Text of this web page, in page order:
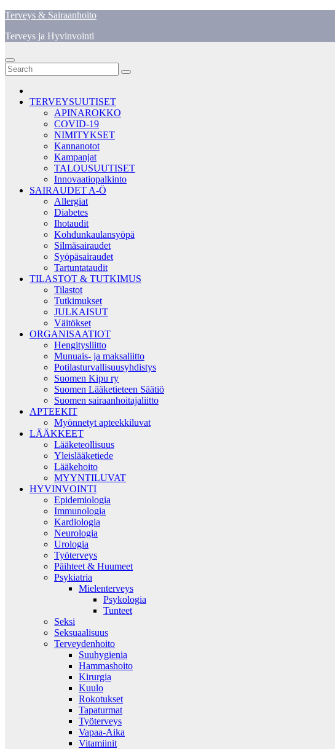
Skip
content
Terveys & Sairaanhoito
Terveys ja Hyvinvointi
TERVEYSUUTISET
APINAROKKO
COVID-19
NIMITYKSET
Kannanotot
Kampanjat
TALOUSUUTISET
Innovaatiopalkinto
SAIRAUDET A-Ö
Allergiat
Diabetes
Ihotaudit
Kohdunkaulansyöpä
Silmäsairaudet
Syöpäsairaudet
Tartuntataudit
TILASTOT & TUTKIMUS
Tilastot
Tutkimukset
JULKAISUT
Väitökset
ORGANISAATIOT
Hengitysliitto
Munuais- ja maksaliitto
Potilasturvallisuusyhdistys
Suomen Kipu ry
Suomen Lääketieteen Säätiö
Suomen sairaanhoitajaliitto
APTEEKIT
Myönnetyt apteekkiluvat
LÄÄKKEET
Lääketeollisuus
Yleislääketiede
Lääkehoito
MYYNTILUVAT
HYVINVOINTI
Epidemiologia
Immunologia
Kardiologia
Neurologia
Urologia
Työterveys
Päihteet & Huumeet
Psykiatria
Mielenterveys
Psykologia
Tunteet
Seksi
Seksuaalisuus
Terveydenhoito
Suuhygienia
Hammashoito
Kirurgia
Kuulo
Rokotukset
Tapaturmat
Työterveys
Vapaa-Aika
Vitamiinit